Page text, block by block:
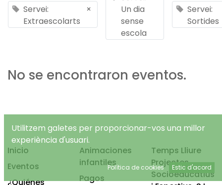
Servei:
Extraescolarts
×
Un dia
sense
escola
Servei:
Sortides
No se encontraron eventos.
Inicio
Eventos
¿Quiénes
Animaciones
infantiles
Pagos
Temps Lliure
Projectes
Socioeducatius
Utilitzem galetes per proporcionar-vos una millor
experiència d'usuari.
Política de cookies Estic d'acord